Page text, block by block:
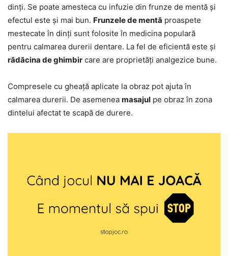
dinți. Se poate amesteca cu infuzie din frunze de mentă și
efectul este și mai bun. Frunzele de mentă proaspete
mestecate în dinți sunt folosite în medicina populară
pentru calmarea durerii dentare. La fel de eficientă este și
rădăcina de ghimbir care are proprietăți analgezice bune.
Compresele cu gheață aplicate la obraz pot ajuta în
calmarea durerii. De asemenea masajul pe obraz în zona
dintelui afectat te scapă de durere.